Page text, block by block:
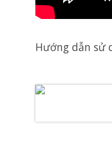
Hướng dẫn sử